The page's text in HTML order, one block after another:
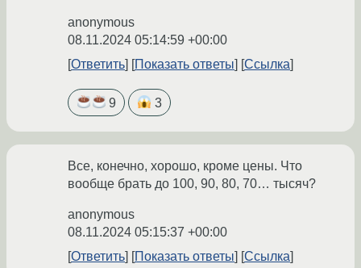
anonymous
08.11.2024 05:14:59 +00:00
Ответить
Показать ответы Ссылка
9 3
Все, конечно, хорошо, кроме цены. Что
вообще брать до 100, 90, 80, 70… тысяч?
anonymous
08.11.2024 05:15:37 +00:00
Ответить
Показать ответы Ссылка